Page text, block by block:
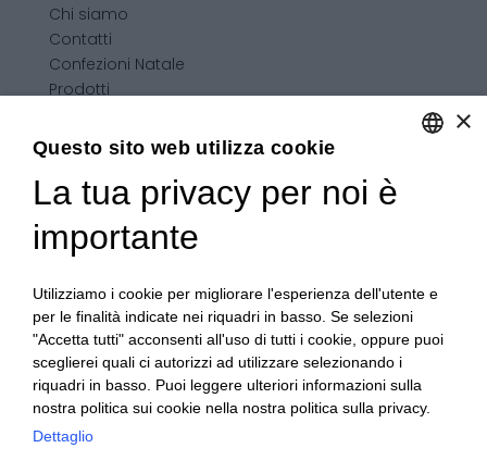
Chi siamo
Contatti
Confezioni Natale
Prodotti
Condizioni generali di vendita
×
Questo sito web utilizza cookie
La tua privacy per noi è
importante
Utilizziamo i cookie per migliorare l'esperienza dell'utente e
per le finalità indicate nei riquadri in basso. Se selezioni
"Accetta tutti" acconsenti all'uso di tutti i cookie, oppure puoi
sceglierei quali ci autorizzi ad utilizzare selezionando i
riquadri in basso. Puoi leggere ulteriori informazioni sulla
nostra politica sui cookie nella nostra politica sulla privacy.
Dettaglio